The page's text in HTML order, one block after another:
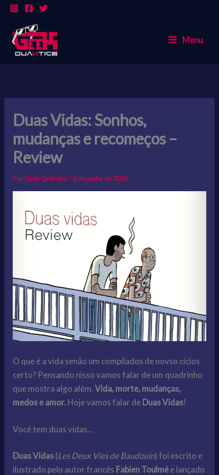
conteúdo
Menu
Duas Vidas: Sonhos,
mudanças e recomeços –
Review
PorGeek Quântico/3 de junho de 2026
O que é a vida senão um compilados de novso ciclos
certo? Pensando nisso vamos falar de um quadrinho
que mostra algo além.Vida, morte, mudanças,
medos e amor.Hoje vamos falar deDuas Vidas!
Você tem duas vidas…
Duas Vidas(Les Deux Vies de Baudouin) foi escrito e
ilustrado pelo autor francês Fabien Toulmée lançado